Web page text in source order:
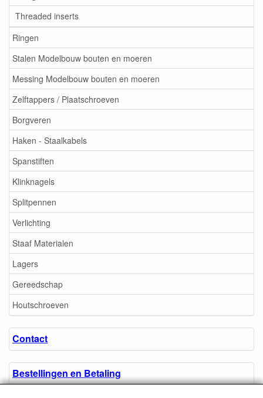
Threaded inserts
Ringen
Stalen Modelbouw bouten en moeren
Messing Modelbouw bouten en moeren
Zelftappers / Plaatschroeven
Borgveren
Haken - Staalkabels
Spanstiften
Klinknagels
Splitpennen
Verlichting
Staaf Materialen
Lagers
Gereedschap
Houtschroeven
Contact
Bestellingen en Betaling